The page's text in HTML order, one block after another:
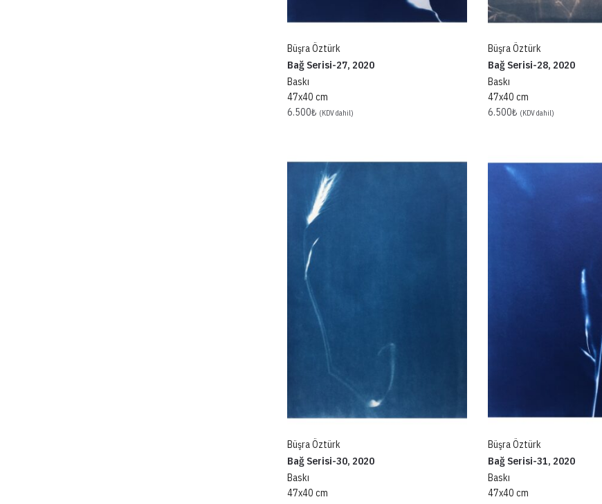
Büşra Öztürk
Bağ Serisi-27, 2020
Baskı
47x40 cm
6.500₺ (KDV dahil)
Büşra Öztürk
Bağ Serisi-28, 2020
Baskı
47x40 cm
6.500₺ (KDV dahil)
Büşra Öztürk
Bağ Serisi-30, 2020
Baskı
47x40 cm
Büşra Öztürk
Bağ Serisi-31, 2020
Baskı
47x40 cm